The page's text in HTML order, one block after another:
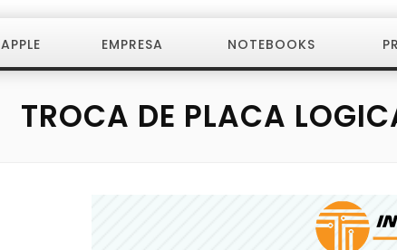
APPLE EMPRESA NOTEBOOKS
TROCA DE PLACA